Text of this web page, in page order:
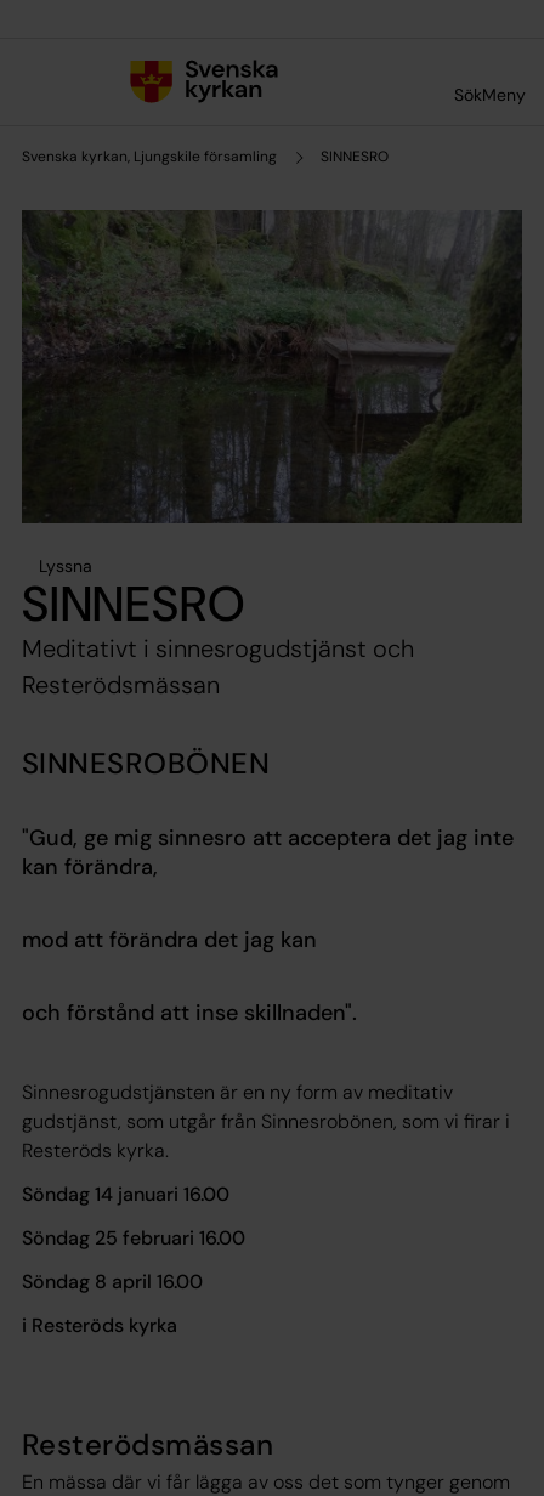
SökMeny
Svenska kyrkan, Ljungskile församling SINNESRO
Lyssna
SINNESRO
Meditativt i sinnesrogudstjänst och
Resterödsmässan
SINNESROBÖNEN
"Gud, ge mig sinnesro att acceptera det jag inte
kan förändra,
mod att förändra det jag kan
och förstånd att inse skillnaden".
Sinnesrogudstjänsten är en ny form av meditativ
gudstjänst, som utgår från Sinnesrobönen, som vi firar i
Resteröds kyrka.
Söndag 14 januari 16.00
Söndag 25 februari 16.00
Söndag 8 april 16.00
i Resteröds kyrka
Resterödsmässan
En mässa där vi får lägga av oss det som tynger genom